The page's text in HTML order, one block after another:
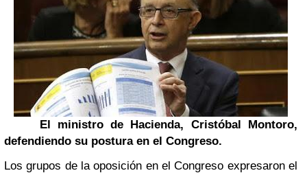
El ministro de Hacienda, Cristóbal Montoro,
defendiendo su postura en el Congreso.
Los grupos de la oposición en el Congreso expresaron el